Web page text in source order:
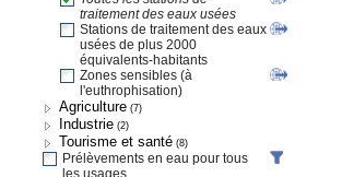
traitement des eaux usées
Stations de traitement des eaux
usées de plus 2000
équivalents-habitants
Zones sensibles (à
l'euthrophisation)
Agriculture (7)
Industrie (2)
Tourisme et santé (8)
Prélèvements en eau pour tous
les usages